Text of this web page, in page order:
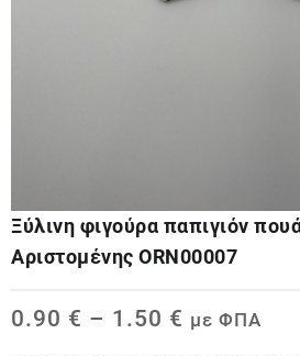
Ξύλινη φιγούρα παπιγιόν
Αριστομένης ORN00007
0.90 € – 1.50 € με ΦΠΑ